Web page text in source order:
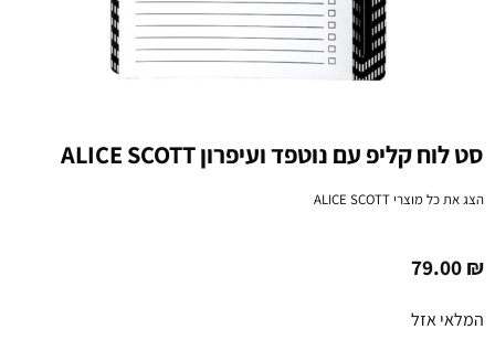
סט לוח קליפ עם נוטפד ועיפרון ALICE SCOTT
הצג את כל מוצריALICE SCOTT
79.00₪
המלאי אזל